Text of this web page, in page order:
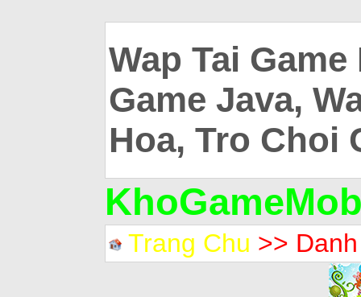
Wap Tai
Game Java,
Hoa, Tro Choi
Trang Chu >>